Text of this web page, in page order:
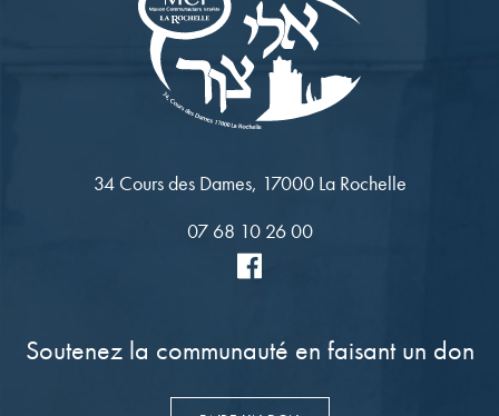
34 Cours des Dames, 17000 La Rochelle
07 68 10 26 00
Soutenez la communauté en faisant un don